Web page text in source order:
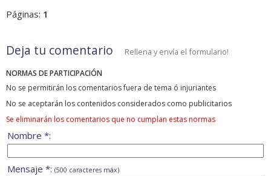
Páginas: 1
Deja tu comentario Rellena y envía el formulario!
NORMAS DE PARTICIPACIÓN
No se permitirán los comentarios fuera de tema ó injuriantes
No se aceptarán los contenidos considerados como publicitarios
Se eliminarán los comentarios que no cumplan estas normas
Nombre *:
Mensaje *: (500 caracteres máx)